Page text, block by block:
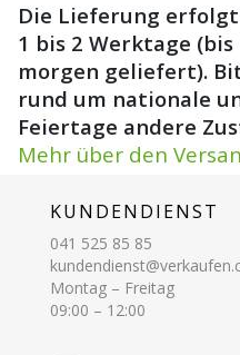
Die Lieferung
1 bis 2 Werktage
morgen geliefert).
rund um nationale
Feiertage andere
Mehr über den
KUNDENDIENST
041 525 85 85
Montag – Freitag
09:00 – 12:00